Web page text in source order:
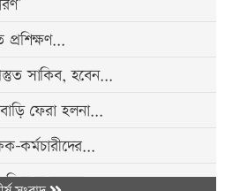
সাকিব, হবেন...
ফেরা হলনা...
কর্মচারীদের...
নি হ ত স্কুলের...